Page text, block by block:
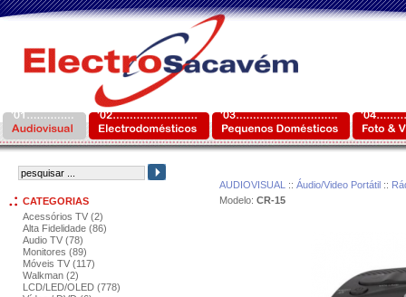
CATEGORIAS
Acessórios TV (2)
Alta Fidelidade (86)
Audio TV (78)
Monitores (89)
Móveis TV (117)
Walkman (2)
LCD/LED/OLED (778)
AUDIOVISUAL :: Áudio/Video Portátil::
Modelo: CR-15